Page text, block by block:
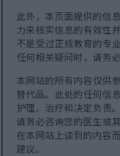
此外，本页面提供的信
力来核实信息的有效性
不是受过正规教育的专
任何相关疑问时，请务
本网站的所有内容仅供
替代品。此处的任何信
护理、治疗和决定负责
请务必咨询您的医生或
在本网站上读到的内容
建议。